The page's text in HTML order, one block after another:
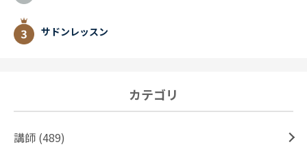
サドンレッスン
カテゴリ
講師 (489)